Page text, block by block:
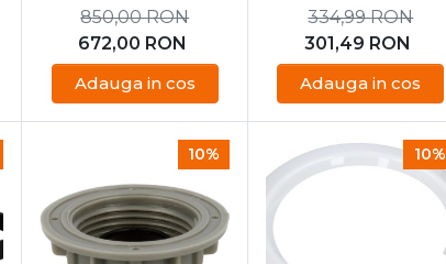
672,00 RON
850,00RON
Adauga in cos
301,49 RON
334,99RON
Adauga in cos
10% 10%